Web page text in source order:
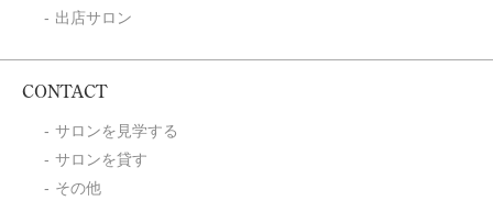
出店サロン
CONTACT
サロンを見学する
サロンを貸す
その他